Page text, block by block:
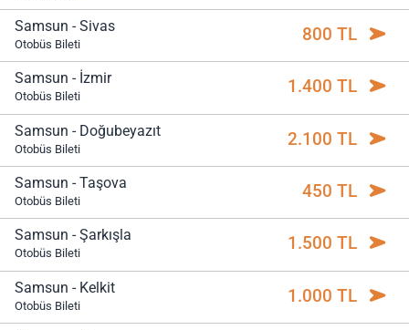
Samsun - Sivas
Otobüs Bileti 800 TL
Samsun - İzmir
Otobüs Bileti 1.400 TL
Samsun - Doğubeyazıt
Otobüs Bileti 2.100 TL
Samsun - Taşova
Otobüs Bileti 450 TL
Samsun - Şarkışla
Otobüs Bileti 1.500 TL
Samsun - Kelkit
Otobüs Bileti 1.000 TL